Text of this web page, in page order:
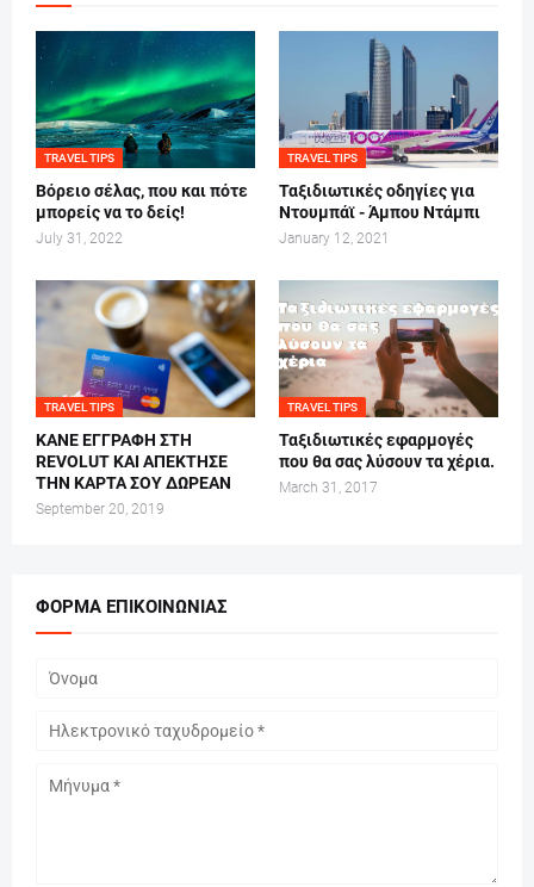
TRAVEL TIPS
Βόρειο σέλας, που και πότε
μπορείς να το δείς!
July 31, 2022
TRAVEL TIPS
Ταξιδιωτικές οδηγίες για
Ντουμπάϊ - Άμπου Ντάμπι
January 12, 2021
TRAVEL TIPS
ΚΑΝΕ ΕΓΓΡΑΦΗ ΣΤΗ
REVOLUT ΚΑΙ ΑΠΕΚΤΗΣΕ
ΤΗΝ ΚΑΡΤΑ ΣΟΥ ΔΩΡΕΑΝ
September 20, 2019
TRAVEL TIPS
Ταξιδιωτικές εφαρμογές
που θα σας λύσουν τα χέρια.
March 31, 2017
ΦΌΡΜΑ ΕΠΙΚΟΙΝΩΝΊΑΣ